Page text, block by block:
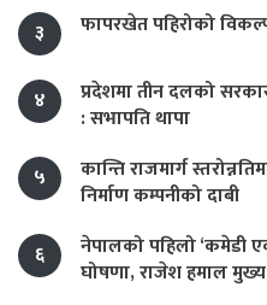
३ फापरखेत पहिरोको
४
प्रदेशमा तीन दलको
: सभापति थापा
५
कान्ति राजमार्ग
निर्माण कम्पनीको दाबी
६
नेपालको पहिलो ‘कमेडी
घोषणा, राजेश हमाल